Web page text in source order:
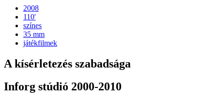
2008
110'
színes
35 mm
játékfilmek
A kísérletezés szabadsága
Inforg stúdió 2000-2010